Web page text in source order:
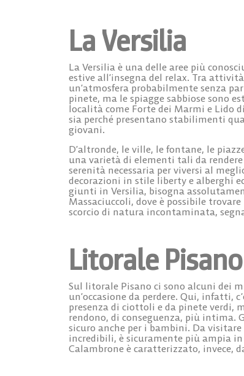
La Versilia
La Versilia è una delle aree più
estive all’insegna del relax. Tra
un’atmosfera probabilmente senza
pinete, ma le spiagge sabbiose sono
località come Forte dei Marmi e Lido
sia perché presentano stabilimenti
giovani.
D’altronde, le ville, le fontane, le
una varietà di elementi tali da
serenità necessaria per viversi al
decorazioni in stile liberty e alberghi
giunti in Versilia, bisogna
Massaciuccoli, dove è possibile
scorcio di natura incontaminata,
Litorale Pisano
Sul litorale Pisano ci sono alcuni dei
un’occasione da perdere. Qui, infatti,
presenza di ciottoli e da pinete verdi,
rendono, di conseguenza, più intima.
sicuro anche per i bambini. Da visitare
incredibili, è sicuramente più ampia
Calambrone è caratterizzato, invece,